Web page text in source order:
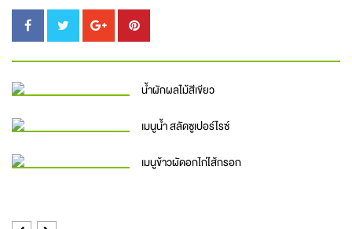
น้ำผักผลไม้สีเขียว
เมนูน้ำ สลัดซูเปอร์ไรซ์
เมนูข้าวผัดอกไก่ไส้กรอก